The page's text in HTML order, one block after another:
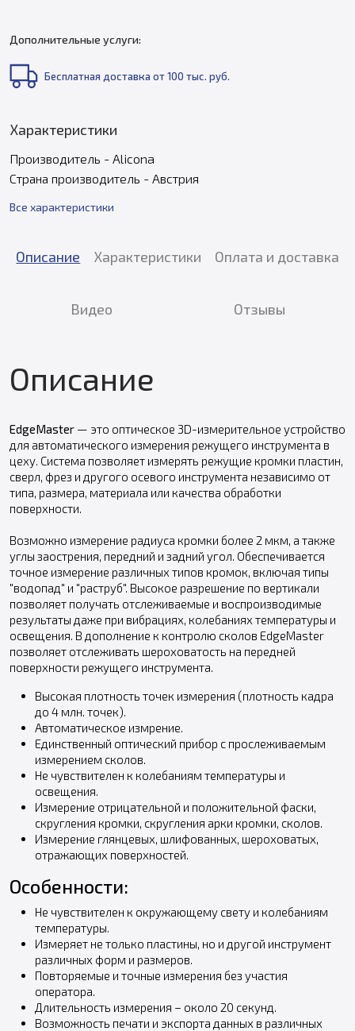
Дополнительные услуги:
Бесплатная доставка от 100 тыс. руб.
Характеристики
Производитель - Alicona
Страна производитель - Австрия
Все характеристики
Описание Характеристики Оплата и доставка
Видео Отзывы
Описание
EdgeMaster — это оптическое 3D-измерительное устройство
для автоматического измерения режущего инструмента в
цеху. Система позволяет измерять режущие кромки пластин,
сверл, фрез и другого осевого инструмента независимо от
типа, размера, материала или качества обработки
поверхности.
Возможно измерение радиуса кромки более 2 мкм, а также
углы заострения, передний и задний угол. Обеспечивается
точное измерение различных типов кромок, включая типы
"водопад" и "раструб". Высокое разрешение по вертикали
позволяет получать отслеживаемые и воспроизводимые
результаты даже при вибрациях, колебаниях температуры и
освещения. В дополнение к контролю сколов EdgeMaster
позволяет отслеживать шероховатость на передней
поверхности режущего инструмента.
Высокая плотность точек измерения (плотность кадра
до 4 млн. точек).
Автоматическое измрение.
Единственный оптический прибор с прослеживаемым
измерением сколов.
Не чувствителен к колебаниям температуры и
освещения.
Измерение отрицательной и положительной фаски,
скругления кромки, скругления арки кромки, сколов.
Измерение глянцевых, шлифованных, шероховатых,
отражающих поверхностей.
Особенности:
Не чувствителен к окружающему свету и колебаниям
температуры.
Измеряет не только пластины, но и другой инструмент
различных форм и размеров.
Повторяемые и точные измерения без участия
оператора.
Длительность измерения – около 20 секунд.
Возможность печати и экспорта данных в различных